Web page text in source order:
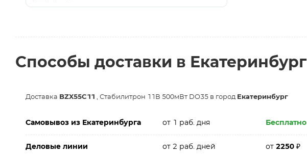
Способы доставки в Екатеринбург
Доставка BZX55C11 , Стабилитрон 11В 500мВт DO35 в город Екатеринбург
Самовывоз из Екатеринбурга от 1 раб. дня Бесплатно
Деловые линии от 2 раб. дней от2250₽